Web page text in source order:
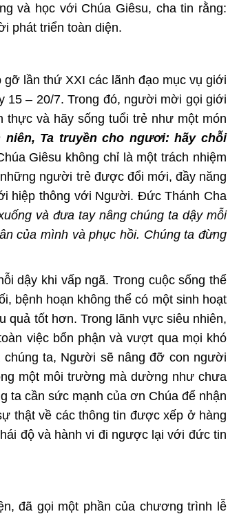
và học với Chúa Giêsu, cha tin rằng:
phát triển toàn diện.
lần thứ XXI các lãnh đạo mục vụ giới
15 – 20/7. Trong đó, người mời gọi giới
và hãy sống tuổi trẻ như một món
niên, Ta truyền cho ngươi: hãy chỗi
Giêsu không chỉ là một trách nhiệm
người trẻ được đổi mới, đầy năng
hiệp thông với Người. Đức Thánh Cha
và đưa tay nâng chúng ta dậy mỗi
của mình và phục hồi. Chúng ta đừng
dậy khi vấp ngã. Trong cuộc sống thể
bệnh hoạn không thể có một sinh hoạt
quả tốt hơn. Trong lãnh vực siêu nhiên,
việc bổn phận và vượt qua mọi khó
ta, Người sẽ nâng đỡ con người
một môi trường mà dường như chưa
ta cần sức mạnh của ơn Chúa để nhận
thật về các thông tin được xếp ở hàng
độ và hành vi đi ngược lại với đức tin
đã gọi một phần của chương trình lễ